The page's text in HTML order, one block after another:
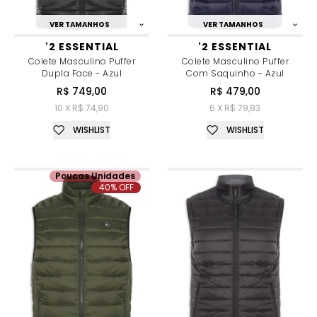
VER TAMANHOS
'2 ESSENTIAL
Colete Masculino Puffer
Dupla Face - Azul
R$ 749,00
10 X R$ 74,90
WISHLIST
VER TAMANHOS
'2 ESSENTIAL
Colete Masculino Puffer
Com Saquinho - Azul
R$ 479,00
6 X R$ 79,83
WISHLIST
Poucas Unidades
40% OFF